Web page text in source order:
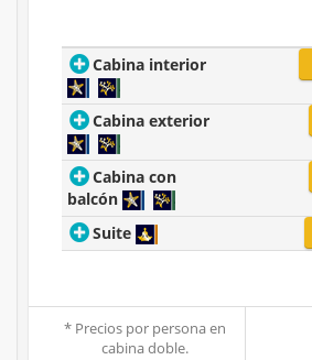
Cabina interior
Cabina exterior
Cabina con
balcón
Suite
* Precios por persona en
cabina doble.